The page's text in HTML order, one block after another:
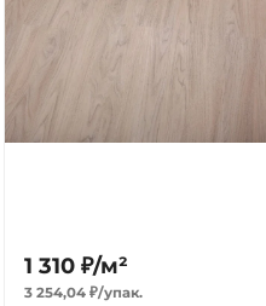
1 310 ₽/м²
3 254,04 ₽/упак.